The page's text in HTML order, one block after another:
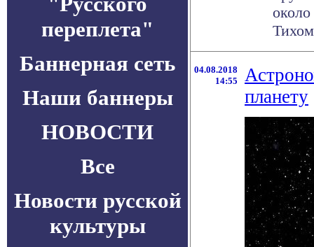
переплета"
Баннерная сеть
Наши баннеры
НОВОСТИ
Все
Новости русской
культуры
04.08.2018
14:55
планету